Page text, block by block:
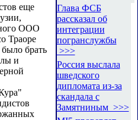
еще
ООО
Траоре
брать
и
Глава ФСБ
рассказал об
интеграции
погранслужбы
>>>
Россия выслала
шведского
дипломата из-за
скандала с
Замятниным >>>